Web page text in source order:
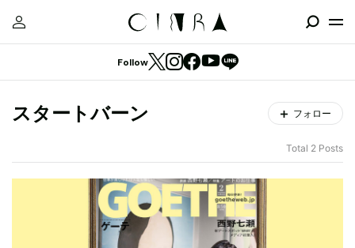
Follow
スタートバーン フォロー
Total 2 Posts